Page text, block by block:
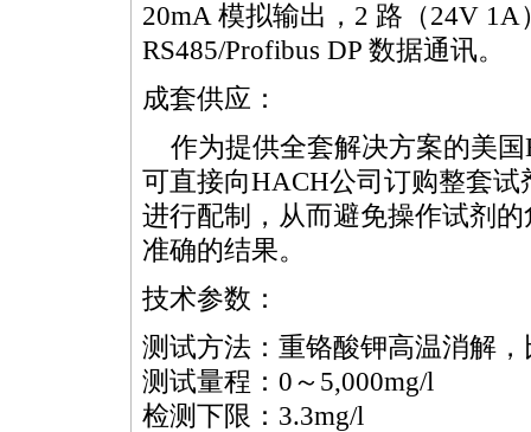
20mA 模拟输出，2 路（24V
RS485/Profibus DP 数据通讯。
成套供应：
作为提供全套解决方案的美国
可直接向HACH公司订购整套试
进行配制，从而避免操作试剂
准确的结果。
技术参数：
测试方法：重铬酸钾高温消解
测试量程：0～5,000mg/l
检测下限：3.3mg/l